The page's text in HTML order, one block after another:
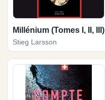
Millénium (Tomes I, II, III)
Stieg Larsson